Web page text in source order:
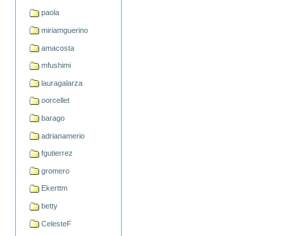
paola
miriamguerino
amacosta
mfushimi
lauragalarza
oorcellet
barago
adrianamerio
fgutierrez
gromero
Ekerttm
betty
CelesteF